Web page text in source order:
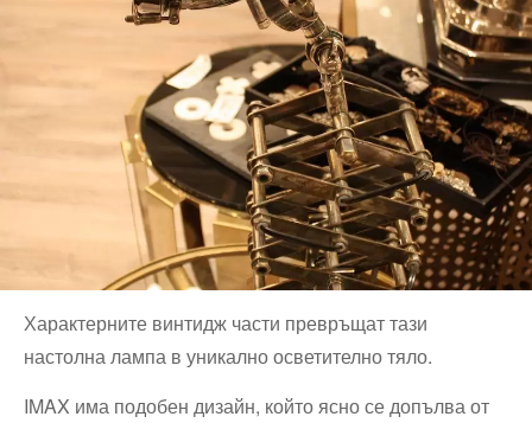
Характерните винтидж части превръщат тази
настолна лампа в уникално осветително тяло.
IMAX има подобен дизайн, който ясно се допълва от